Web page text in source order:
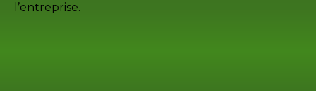
l’entreprise.